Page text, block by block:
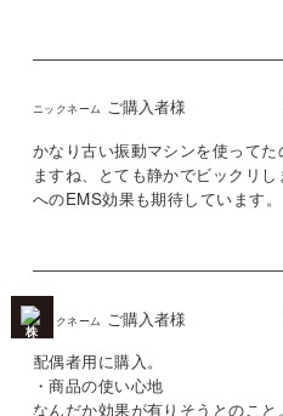
ご購入者様
かなり古い振動マシンを使って
ますね、とても静かでビックリ
へのEMS効果も期待しています。
ご購入者様
配偶者用に購入。
・商品の使い心地
なんだか効果が有りそうとのこと。